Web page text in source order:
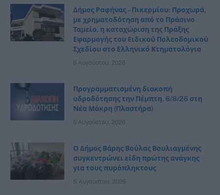
Δήμος Ραφήνας – Πικερμίου: Προχωρά,
με χρηματοδότηση από το Πράσινο
Ταμείο, η καταχώριση της Πράξης
Εφαρμογής του Ειδικού Πολεοδομικού
Σχεδίου στο Ελληνικό Κτηματολόγιο
6 Αυγούστου, 2026
Προγραμματισμένη διακοπή
υδροδότησης την Πέμπτη, 6/8/26 στη
Νέα Μάκρη (Πλαστήρα)
6 Αυγούστου, 2026
Ο Δήμος Βάρης Βούλας Βουλιαγμένης
συγκεντρώνει είδη πρώτης ανάγκης
για τους πυρόπληκτους
5 Αυγούστου, 2026